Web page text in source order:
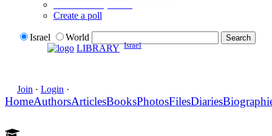
Create a poll
Israel
World
LIBRARY Israel
Join · Login ·
HomeAuthorsArticlesBooksPhotosFilesDiaries